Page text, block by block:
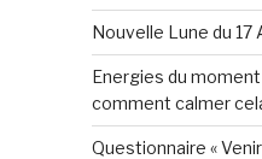
Nouvelle Lune du 17
Energies du
comment calmer
Questionnaire «